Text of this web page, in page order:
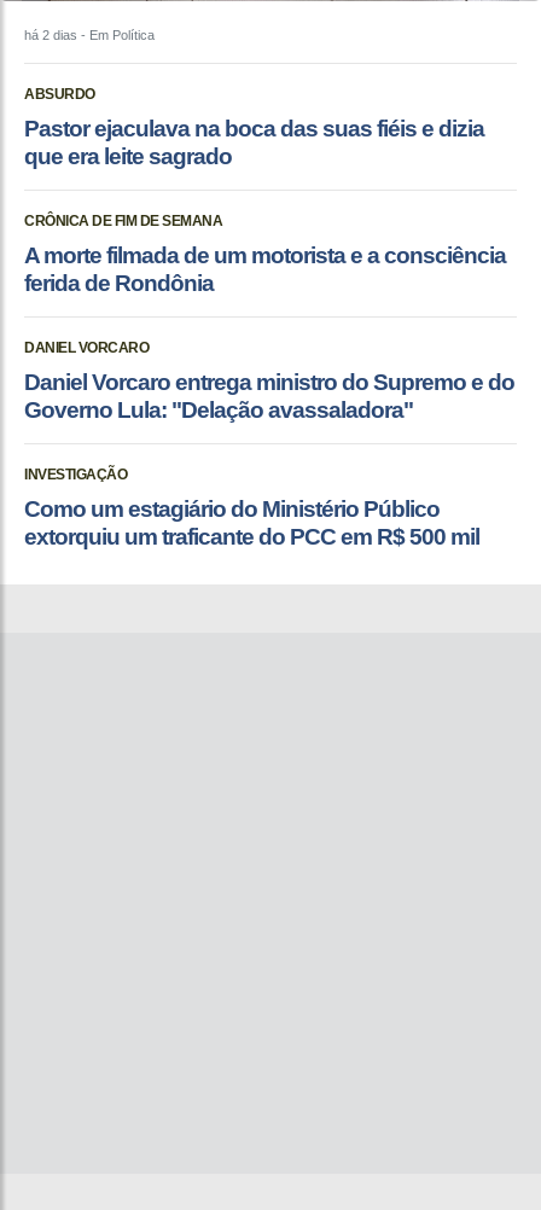
há 2 dias - Em Política
ABSURDO
Pastor ejaculava na boca das suas fiéis e dizia
que era leite sagrado
CRÔNICA DE FIM DE SEMANA
A morte filmada de um motorista e a consciência
ferida de Rondônia
DANIEL VORCARO
Daniel Vorcaro entrega ministro do Supremo e do
Governo Lula: "Delação avassaladora"
INVESTIGAÇÃO
Como um estagiário do Ministério Público
extorquiu um traficante do PCC em R$ 500 mil